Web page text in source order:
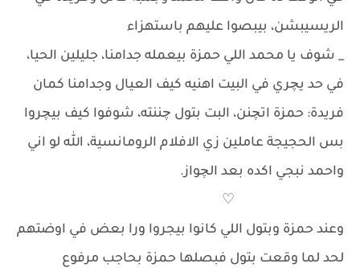
الريسيبشن، بيبصوا عليهم باستهزاء
_ شوف يا محمد اللي حمزة بيعمله جدامنا، جليلين الحيا،
في حد يچري في البيت اهنيه كيف العيال وجدامنا كمان
فريدة: حمزة اتچنن، البت بتول چننته، شوفوا كيف بيچروا
بس الحجيجة عاملين زي الافلام الرومانسية، الله لو اني
واحمد نبجي اكده بعد الچواز.
♡
وعند حمزة وبتول اللي كانوا بيجروا ورا بعض في اوضتهم
لحد لما وقعت بتول فبصلها حمزة بحاجب مرفوع